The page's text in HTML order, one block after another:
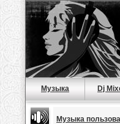
Музыка Dj
Музыка